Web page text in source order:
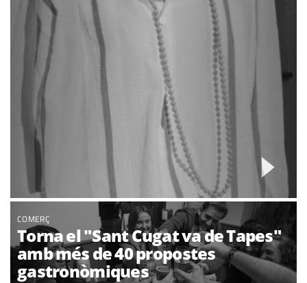
COMERÇ
Torna el "Sant Cugat va de Tapes"
amb més de 40 propostes
gastronòmiques